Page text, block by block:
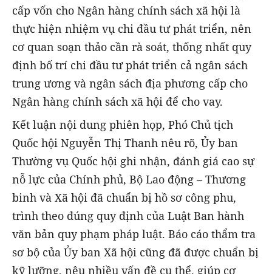
cấp vốn cho Ngân hàng chính sách xã hội là
thực hiện nhiệm vụ chi đầu tư phát triển, nên
cơ quan soạn thảo cần rà soát, thống nhất quy
định bố trí chi đầu tư phát triển cả ngân sách
trung ương và ngân sách địa phương cấp cho
Ngân hàng chính sách xã hội để cho vay.
Kết luận nội dung phiên họp, Phó Chủ tịch
Quốc hội Nguyễn Thị Thanh nêu rõ, Ủy ban
Thường vụ Quốc hội ghi nhận, đánh giá cao sự
nỗ lực của Chính phủ, Bộ Lao động – Thương
binh và Xã hội đã chuẩn bị hồ sơ công phu,
trình theo đúng quy định của Luật Ban hành
văn bản quy phạm pháp luật. Báo cáo thẩm tra
sơ bộ của Ủy ban Xã hội cũng đã được chuẩn bị
kỹ lưỡng, nêu nhiều vấn đề cụ thể, giúp cơ